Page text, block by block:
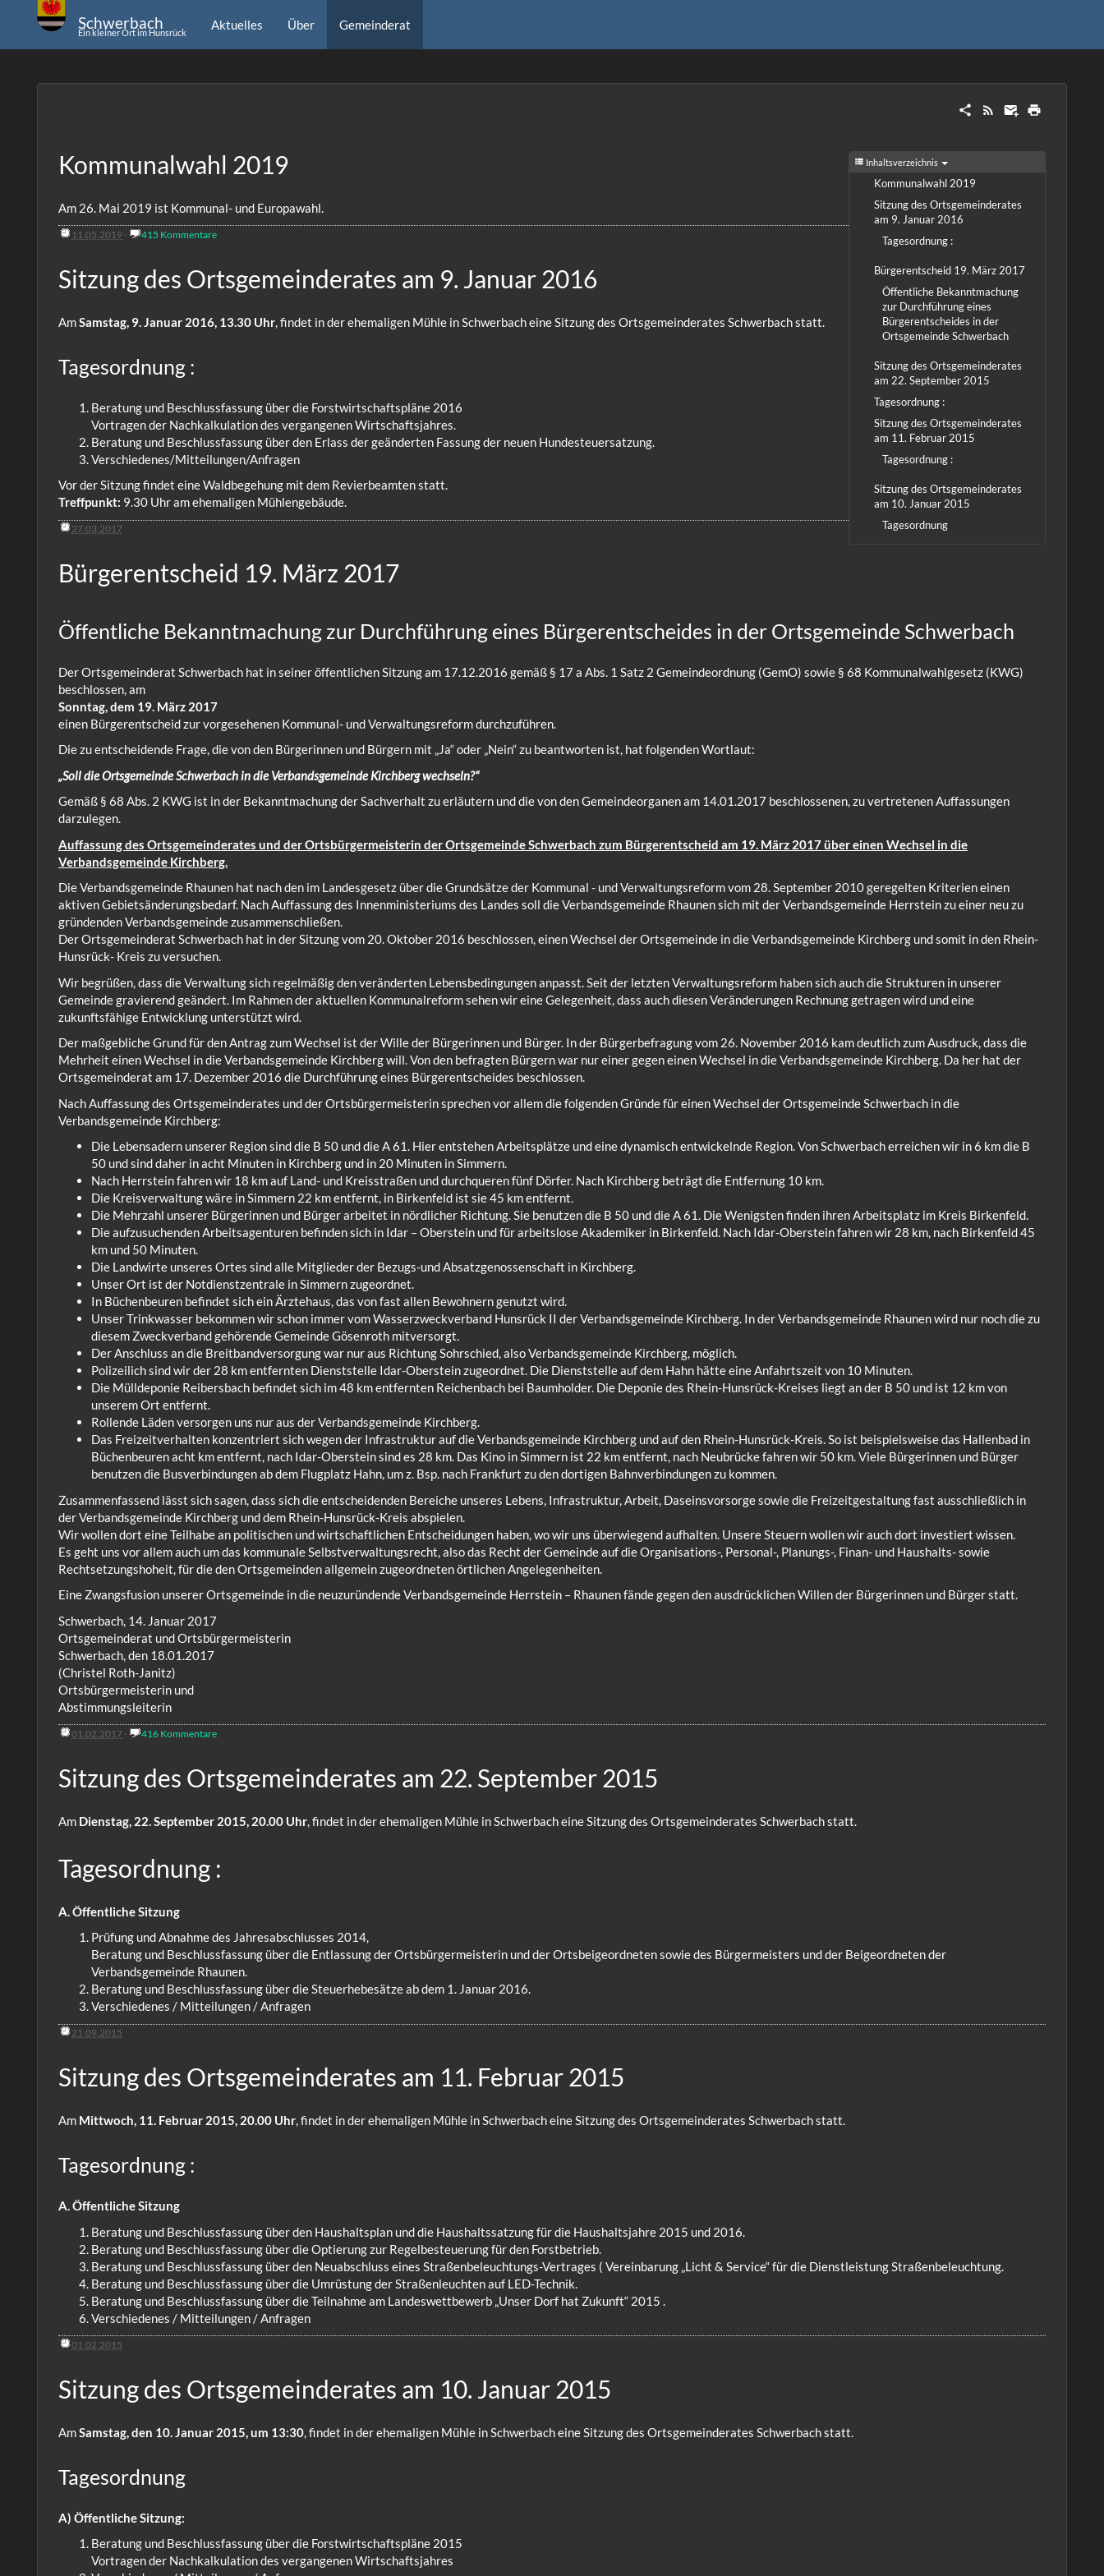
Schwerbach
Ein kleiner Ort im Hunsrück
Aktuelles Über Gemeinderat
Inhaltsverzeichnis
Kommunalwahl 2019
Sitzung des Ortsgemeinderates
am 9. Januar 2016
Tagesordnung :
Bürgerentscheid 19. März 2017
Öffentliche Bekanntmachung
zur Durchführung eines
Bürgerentscheides in der
Ortsgemeinde Schwerbach
Sitzung des Ortsgemeinderates
am 22. September 2015
Tagesordnung :
Sitzung des Ortsgemeinderates
am 11. Februar 2015
Tagesordnung :
Sitzung des Ortsgemeinderates
am 10. Januar 2015
Tagesordnung
Kommunalwahl 2019
Am 26. Mai 2019 ist Kommunal- und Europawahl.
11.05.2019 · 415 Kommentare
Sitzung des Ortsgemeinderates am 9. Januar 2016
AmSamstag, 9. Januar 2016, 13.30 Uhr , findet in der ehemaligen Mühle in Schwerbach eine Sitzung des Ortsgemeinderates Schwerbach statt.
Tagesordnung :
Beratung und Beschlussfassung über die Forstwirtschaftspläne 2016
Vortragen der Nachkalkulation des vergangenen Wirtschaftsjahres.
Beratung und Beschlussfassung über den Erlass der geänderten Fassung der neuen Hundesteuersatzung.
Verschiedenes/Mitteilungen/Anfragen
Vor der Sitzung findet eine Waldbegehung mit dem Revierbeamten statt.
Treffpunkt: 9.30 Uhr am ehemaligen Mühlengebäude.
27.03.2017
Bürgerentscheid 19. März 2017
Öffentliche Bekanntmachung zur Durchführung eines Bürgerentscheides in der Ortsgemeinde Schwerbach
Der Ortsgemeinderat Schwerbach hat in seiner öffentlichen Sitzung am 17.12.2016 gemäß § 17 a Abs. 1 Satz 2 Gemeindeordnung (GemO) sowie § 68 Kommunalwahlgesetz (KWG)
beschlossen, am
Sonntag, dem 19. März 2017
einen Bürgerentscheid zur vorgesehenen Kommunal- und Verwaltungsreform durchzuführen.
Die zu entscheidende Frage, die von den Bürgerinnen und Bürgern mit „Ja“ oder „Nein“ zu beantworten ist, hat folgenden Wortlaut:
„Soll die Ortsgemeinde Schwerbach in die Verbandsgemeinde Kirchberg wechseln?“
Gemäß § 68 Abs. 2 KWG ist in der Bekanntmachung der Sachverhalt zu erläutern und die von den Gemeindeorganen am 14.01.2017 beschlossenen, zu vertretenen Auffassungen
darzulegen.
Auffassung des Ortsgemeinderates und der Ortsbürgermeisterin der Ortsgemeinde Schwerbach zum Bürgerentscheid am 19. März 2017 über einen Wechsel in die
Verbandsgemeinde Kirchberg.
Die Verbandsgemeinde Rhaunen hat nach den im Landesgesetz über die Grundsätze der Kommunal - und Verwaltungsreform vom 28. September 2010 geregelten Kriterien einen
aktiven Gebietsänderungsbedarf. Nach Auffassung des Innenministeriums des Landes soll die Verbandsgemeinde Rhaunen sich mit der Verbandsgemeinde Herrstein zu einer neu zu
gründenden Verbandsgemeinde zusammenschließen.
Der Ortsgemeinderat Schwerbach hat in der Sitzung vom 20. Oktober 2016 beschlossen, einen Wechsel der Ortsgemeinde in die Verbandsgemeinde Kirchberg und somit in den Rhein-
Hunsrück- Kreis zu versuchen.
Wir begrüßen, dass die Verwaltung sich regelmäßig den veränderten Lebensbedingungen anpasst. Seit der letzten Verwaltungsreform haben sich auch die Strukturen in unserer
Gemeinde gravierend geändert. Im Rahmen der aktuellen Kommunalreform sehen wir eine Gelegenheit, dass auch diesen Veränderungen Rechnung getragen wird und eine
zukunftsfähige Entwicklung unterstützt wird.
Der maßgebliche Grund für den Antrag zum Wechsel ist der Wille der Bürgerinnen und Bürger. In der Bürgerbefragung vom 26. November 2016 kam deutlich zum Ausdruck, dass die
Mehrheit einen Wechsel in die Verbandsgemeinde Kirchberg will. Von den befragten Bürgern war nur einer gegen einen Wechsel in die Verbandsgemeinde Kirchberg. Da her hat der
Ortsgemeinderat am 17. Dezember 2016 die Durchführung eines Bürgerentscheides beschlossen.
Nach Auffassung des Ortsgemeinderates und der Ortsbürgermeisterin sprechen vor allem die folgenden Gründe für einen Wechsel der Ortsgemeinde Schwerbach in die
Verbandsgemeinde Kirchberg:
Die Lebensadern unserer Region sind die B 50 und die A 61. Hier entstehen Arbeitsplätze und eine dynamisch entwickelnde Region. Von Schwerbach erreichen wir in 6 km die B
50 und sind daher in acht Minuten in Kirchberg und in 20 Minuten in Simmern.
Nach Herrstein fahren wir 18 km auf Land- und Kreisstraßen und durchqueren fünf Dörfer. Nach Kirchberg beträgt die Entfernung 10 km.
Die Kreisverwaltung wäre in Simmern 22 km entfernt, in Birkenfeld ist sie 45 km entfernt.
Die Mehrzahl unserer Bürgerinnen und Bürger arbeitet in nördlicher Richtung. Sie benutzen die B 50 und die A 61. Die Wenigsten finden ihren Arbeitsplatz im Kreis Birkenfeld.
Die aufzusuchenden Arbeitsagenturen befinden sich in Idar – Oberstein und für arbeitslose Akademiker in Birkenfeld. Nach Idar-Oberstein fahren wir 28 km, nach Birkenfeld 45
km und 50 Minuten.
Die Landwirte unseres Ortes sind alle Mitglieder der Bezugs-und Absatzgenossenschaft in Kirchberg.
Unser Ort ist der Notdienstzentrale in Simmern zugeordnet.
In Büchenbeuren befindet sich ein Ärztehaus, das von fast allen Bewohnern genutzt wird.
Unser Trinkwasser bekommen wir schon immer vom Wasserzweckverband Hunsrück II der Verbandsgemeinde Kirchberg. In der Verbandsgemeinde Rhaunen wird nur noch die zu
diesem Zweckverband gehörende Gemeinde Gösenroth mitversorgt.
Der Anschluss an die Breitbandversorgung war nur aus Richtung Sohrschied, also Verbandsgemeinde Kirchberg, möglich.
Polizeilich sind wir der 28 km entfernten Dienststelle Idar-Oberstein zugeordnet. Die Dienststelle auf dem Hahn hätte eine Anfahrtszeit von 10 Minuten.
Die Mülldeponie Reibersbach befindet sich im 48 km entfernten Reichenbach bei Baumholder. Die Deponie des Rhein-Hunsrück-Kreises liegt an der B 50 und ist 12 km von
unserem Ort entfernt.
Rollende Läden versorgen uns nur aus der Verbandsgemeinde Kirchberg.
Das Freizeitverhalten konzentriert sich wegen der Infrastruktur auf die Verbandsgemeinde Kirchberg und auf den Rhein-Hunsrück-Kreis. So ist beispielsweise das Hallenbad in
Büchenbeuren acht km entfernt, nach Idar-Oberstein sind es 28 km. Das Kino in Simmern ist 22 km entfernt, nach Neubrücke fahren wir 50 km. Viele Bürgerinnen und Bürger
benutzen die Busverbindungen ab dem Flugplatz Hahn, um z. Bsp. nach Frankfurt zu den dortigen Bahnverbindungen zu kommen.
Zusammenfassend lässt sich sagen, dass sich die entscheidenden Bereiche unseres Lebens, Infrastruktur, Arbeit, Daseinsvorsorge sowie die Freizeitgestaltung fast ausschließlich in
der Verbandsgemeinde Kirchberg und dem Rhein-Hunsrück-Kreis abspielen.
Wir wollen dort eine Teilhabe an politischen und wirtschaftlichen Entscheidungen haben, wo wir uns überwiegend aufhalten. Unsere Steuern wollen wir auch dort investiert wissen.
Es geht uns vor allem auch um das kommunale Selbstverwaltungsrecht, also das Recht der Gemeinde auf die Organisations-, Personal-, Planungs-, Finan- und Haushalts- sowie
Rechtsetzungshoheit, für die den Ortsgemeinden allgemein zugeordneten örtlichen Angelegenheiten.
Eine Zwangsfusion unserer Ortsgemeinde in die neuzuründende Verbandsgemeinde Herrstein – Rhaunen fände gegen den ausdrücklichen Willen der Bürgerinnen und Bürger statt.
Schwerbach, 14. Januar 2017
Ortsgemeinderat und Ortsbürgermeisterin
Schwerbach, den 18.01.2017
(Christel Roth-Janitz)
Ortsbürgermeisterin und
Abstimmungsleiterin
01.02.2017 · 416 Kommentare
Sitzung des Ortsgemeinderates am 22. September 2015
Am Dienstag, 22. September 2015, 20.00 Uhr, findet in der ehemaligen Mühle in Schwerbach eine Sitzung des Ortsgemeinderates Schwerbach statt.
Tagesordnung :
A. Öffentliche Sitzung
Prüfung und Abnahme des Jahresabschlusses 2014,
Beratung und Beschlussfassung über die Entlassung der Ortsbürgermeisterin und der Ortsbeigeordneten sowie des Bürgermeisters und der Beigeordneten der
Verbandsgemeinde Rhaunen.
Beratung und Beschlussfassung über die Steuerhebesätze ab dem 1. Januar 2016.
Verschiedenes / Mitteilungen / Anfragen
21.09.2015
Sitzung des Ortsgemeinderates am 11. Februar 2015
Am Mittwoch, 11. Februar 2015, 20.00 Uhr, findet in der ehemaligen Mühle in Schwerbach eine Sitzung des Ortsgemeinderates Schwerbach statt.
Tagesordnung :
A. Öffentliche Sitzung
Beratung und Beschlussfassung über den Haushaltsplan und die Haushaltssatzung für die Haushaltsjahre 2015 und 2016.
Beratung und Beschlussfassung über die Optierung zur Regelbesteuerung für den Forstbetrieb.
Beratung und Beschlussfassung über den Neuabschluss eines Straßenbeleuchtungs-Vertrages ( Vereinbarung „Licht & Service“ für die Dienstleistung Straßenbeleuchtung.
Beratung und Beschlussfassung über die Umrüstung der Straßenleuchten auf LED-Technik.
Beratung und Beschlussfassung über die Teilnahme am Landeswettbewerb „Unser Dorf hat Zukunft“ 2015 .
Verschiedenes / Mitteilungen / Anfragen
01.02.2015
Sitzung des Ortsgemeinderates am 10. Januar 2015
AmSamstag, den 10. Januar 2015, um 13:30, findet in der ehemaligen Mühle in Schwerbach eine Sitzung des Ortsgemeinderates Schwerbach statt.
Tagesordnung
A) Öffentliche Sitzung:
Beratung und Beschlussfassung über die Forstwirtschaftspläne 2015
Vortragen der Nachkalkulation des vergangenen Wirtschaftsjahres